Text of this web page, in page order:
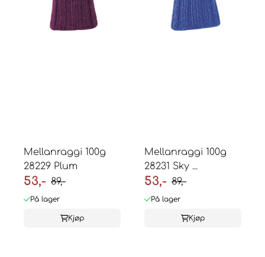
Mellanraggi 100g
28229 Plum
53,- 89,-
På lager
Kjøp
Mellanraggi 100g
28231 Sky ...
53,- 89,-
På lager
Kjøp